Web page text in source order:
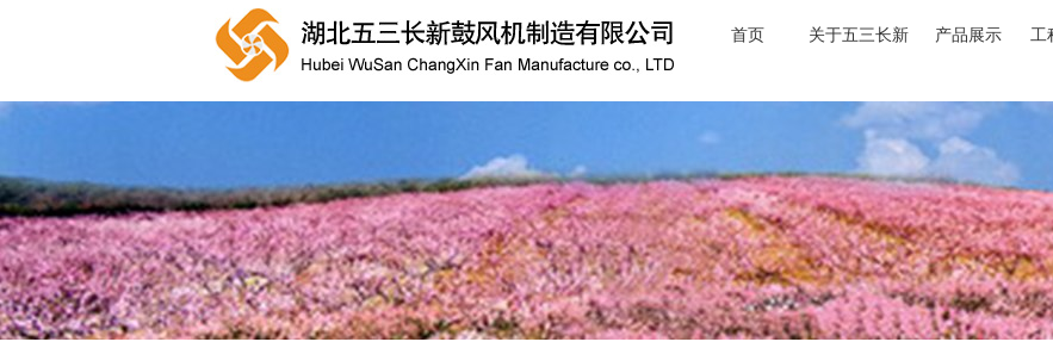
首页 关于五三长新 产品展示 工